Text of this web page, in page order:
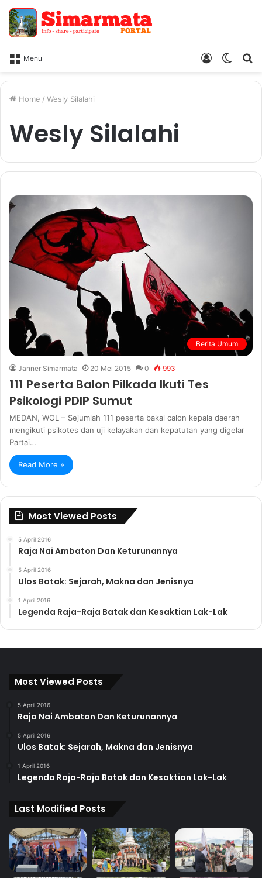
Menu
Switch
Log
Home / Wesly Silalahi
Wesly Silalahi
Berita Umum
Janner Simarmata 20 Mei 2015 0 993
111 Peserta Balon Pilkada Ikuti Tes
Psikologi PDIP Sumut
MEDAN, WOL – Sejumlah 111 peserta bakal calon kepala daerah
mengikuti psikotes dan uji kelayakan dan kepatutan yang digelar
Partai…
Read More »
Most Viewed Posts
5 April 2016
Raja Nai Ambaton Dan Keturunannya
5 April 2016
Ulos Batak: Sejarah, Makna dan Jenisnya
1 April 2016
Legenda Raja-Raja Batak dan Kesaktian Lak-Lak
Most Viewed Posts
5 April 2016
Raja Nai Ambaton Dan Keturunannya
5 April 2016
Ulos Batak: Sejarah, Makna dan Jenisnya
1 April 2016
Legenda Raja-Raja Batak dan Kesaktian Lak-Lak
Last Modified Posts